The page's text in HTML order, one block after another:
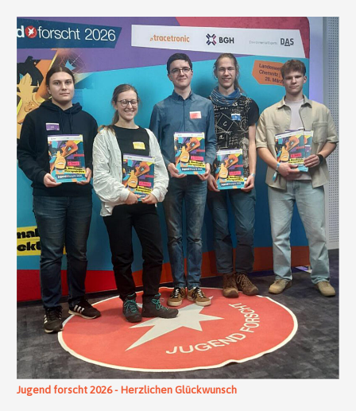
Jugend forscht 2026 - Herzlichen Glückwunsch